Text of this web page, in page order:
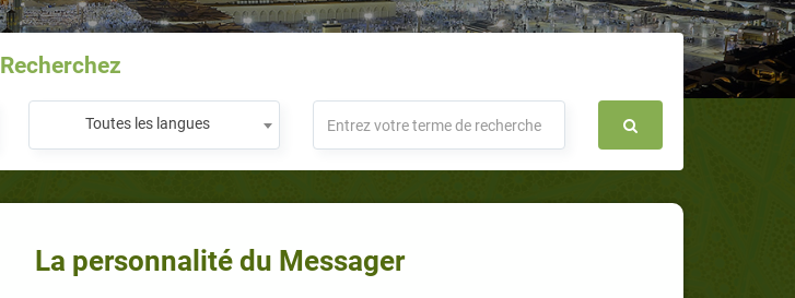
Recherchez
Toutes les langues
La personnalité du Messager